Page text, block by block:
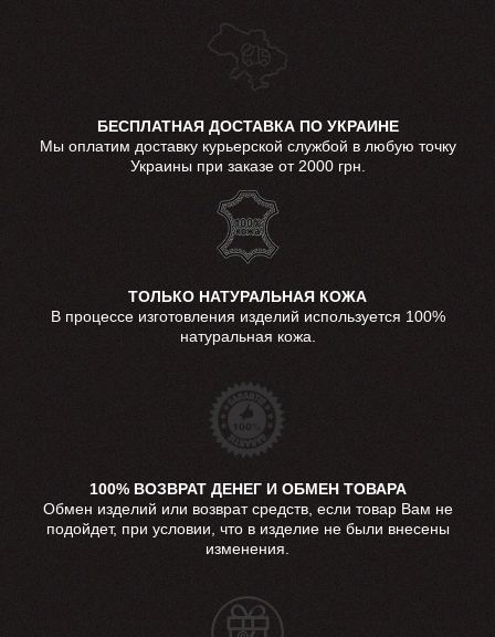
БЕСПЛАТНАЯ ДОСТАВКА ПО УКРАИНЕ
Мы оплатим доставку курьерской службой в любую точку
Украины при заказе от 2000 грн.
ТОЛЬКО НАТУРАЛЬНАЯ КОЖА
В процессе изготовления изделий используется 100%
натуральная кожа.
100% ВОЗВРАТ ДЕНЕГ И ОБМЕН ТОВАРА
Обмен изделий или возврат средств, если товар Вам не
подойдет, при условии, что в изделие не были внесены
изменения.